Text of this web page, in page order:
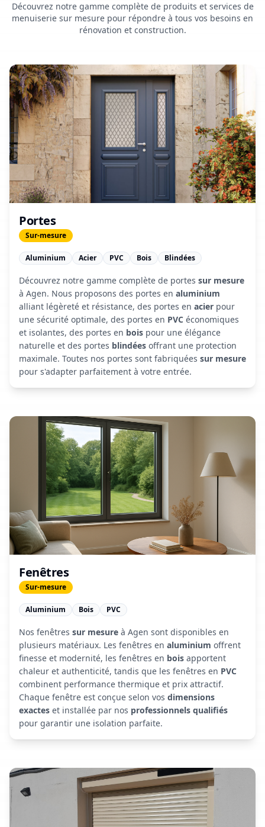
Découvrez notre gamme complète de produits et services de
menuiserie sur mesure pour répondre à tous vos besoins en
rénovation et construction.
Portes
Sur-mesure
Aluminium Acier PVC Bois Blindées
Découvrez notre gamme complète de portes sur mesure
à Agen. Nous proposons des portes en aluminium
alliant légèreté et résistance, des portes en acier pour
une sécurité optimale, des portes en PVC économiques
et isolantes, des portes en bois pour une élégance
naturelle et des portes blindées offrant une protection
maximale. Toutes nos portes sont fabriquées sur mesure
pour s'adapter parfaitement à votre entrée.
Fenêtres
Sur-mesure
Aluminium Bois PVC
Nos fenêtres sur mesure à Agen sont disponibles en
plusieurs matériaux. Les fenêtres en aluminium offrent
finesse et modernité, les fenêtres en bois apportent
chaleur et authenticité, tandis que les fenêtres en PVC
combinent performance thermique et prix attractif.
Chaque fenêtre est conçue selon vos dimensions
exactes et installée par nos professionnels qualifiés
pour garantir une isolation parfaite.